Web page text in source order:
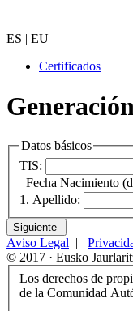
ES | EU
Certificados
Datos básicos
TIS:
Fecha Nacimiento
1. Apellido:
Aviso Legal |
© 2017 · Eusko
Los derechos de
de la Comunidad